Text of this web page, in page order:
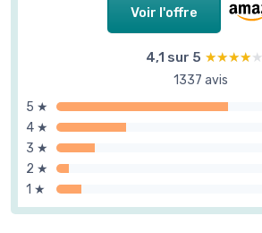
Voir l'offre
4,1 sur 5 ★★★★★
★★★★★
1337 avis
5 ★
4 ★
3 ★
2 ★
1 ★